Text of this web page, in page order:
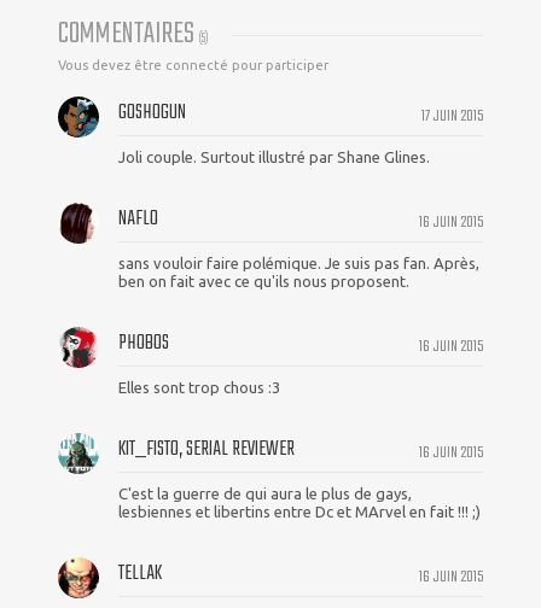
COMMENTAIRES (5)
Vous devez être connecté pour participer
17 JUIN 2015
GOSHOGUN
Joli couple. Surtout illustré par Shane Glines.
16 JUIN 2015
NAFLO
sans vouloir faire polémique. Je suis pas fan. Après,
ben on fait avec ce qu'ils nous proposent.
16 JUIN 2015
PHOBOS
Elles sont trop chous :3
16 JUIN 2015
KIT_FISTO, SERIAL REVIEWER
C'est la guerre de qui aura le plus de gays,
lesbiennes et libertins entre Dc et MArvel en fait !!! ;)
16 JUIN 2015
TELLAK